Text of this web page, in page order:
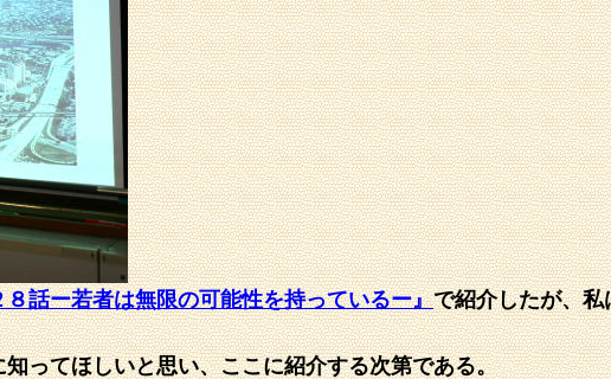
話ー若者は無限の可能性を持っているー』で紹介したが、
ってほしいと思い、ここに紹介する次第である。